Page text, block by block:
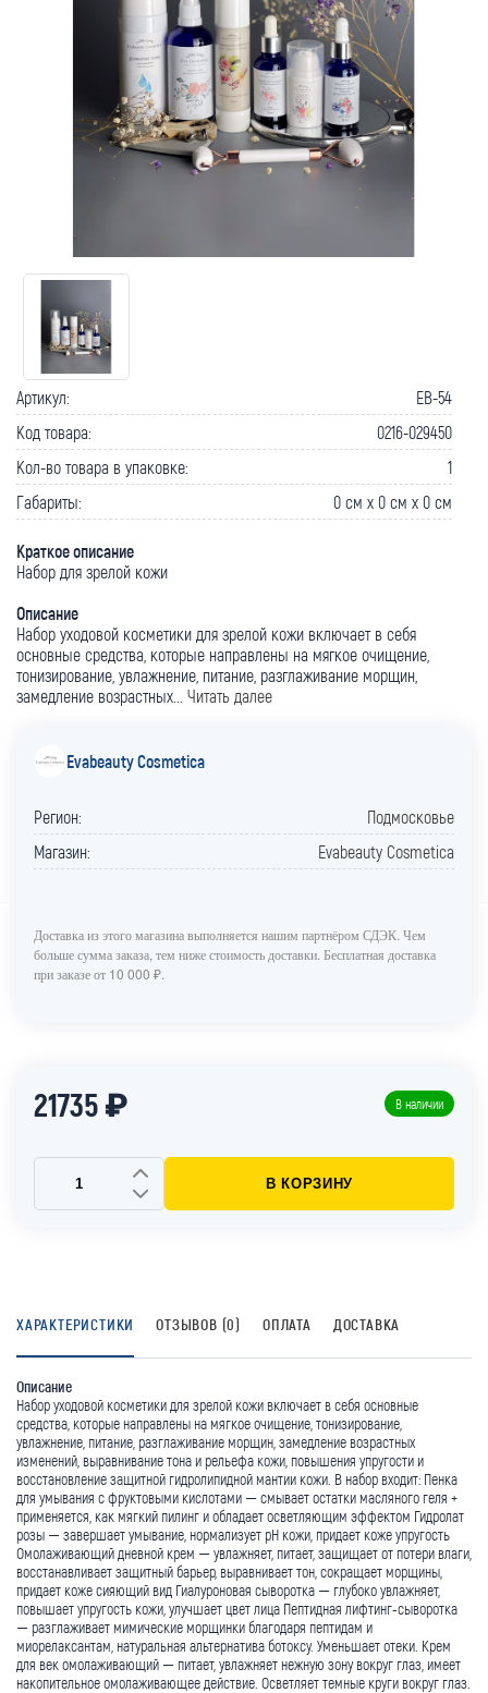
Артикул:
EB-54
Код товара:
0216-029450
Кол-во товара в упаковке:
1
Габариты:
0 cм x 0 cм x 0 cм
Краткое описание
Набор для зрелой кожи
Описание
Набор уходовой косметики для зрелой кожи включает в себя
основные средства, которые направлены на мягкое очищение,
тонизирование, увлажнение, питание, разглаживание морщин,
замедление возрастных... Читать далее
Evabeauty Cosmetica
Регион:
Подмосковье
Магазин:
Evabeauty Cosmetica
Доставка из этого магазина выполняется нашим партнёром СДЭК. Чем
больше сумма заказа, тем ниже стоимость доставки. Бесплатная доставка
при заказе от 10 000 ₽.
21735 ₽ В наличии
В КОРЗИНУ
ХАРАКТЕРИСТИКИ ОТЗЫВОВ (0) ОПЛАТА ДОСТАВКА
Описание
Набор уходовой косметики для зрелой кожи включает в себя основные
средства, которые направлены на мягкое очищение, тонизирование,
увлажнение, питание, разглаживание морщин, замедление возрастных
изменений, выравнивание тона и рельефа кожи, повышения упругости и
восстановление защитной гидролипидной мантии кожи. В набор входит: Пенка
для умывания с фруктовыми кислотами — смывает остатки масляного геля +
применяется, как мягкий пилинг и обладает осветляющим эффектом Гидролат
розы — завершает умывание, нормализует pH кожи, придает коже упругость
Омолаживающий дневной крем — увлажняет, питает, защищает от потери влаги,
восстанавливает защитный барьер, выравнивает тон, сокращает морщины,
придает коже сияющий вид Гиалуроновая сыворотка — глубоко увлажняет,
повышает упругость кожи, улучшает цвет лица Пептидная лифтинг-сыворотка
— разглаживает мимические морщинки благодаря пептидам и
миорелаксантам, натуральная альтернатива ботоксу. Уменьшает отеки. Крем
для век омолаживающий — питает, увлажняет нежную зону вокруг глаз, имеет
накопительное омолаживающее действие. Осветляет темные круги вокруг глаз.